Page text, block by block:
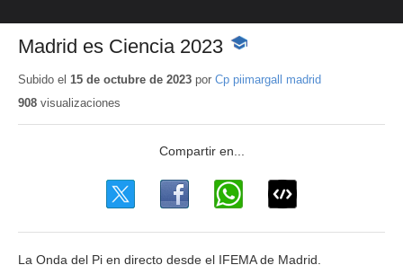
Madrid es Ciencia 2023 -
educativo
Subido el 15 de octubre de 2023 por Cp piimargall madrid
908 visualizaciones
La Onda del Pi en directo desde el IFEMA de Madrid.